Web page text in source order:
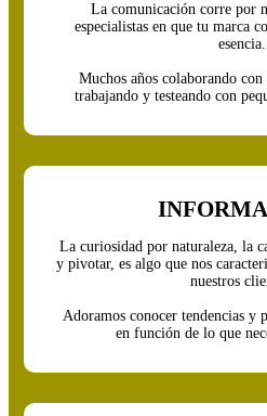
La comunicación corre por
especialistas en que tu marca
esencia.
Muchos años colaborando con
trabajando y testeando con
La curiosidad por naturaleza, la
y pivotar, es algo que nos
nuestros
Adoramos conocer tendencias y
en función de lo que